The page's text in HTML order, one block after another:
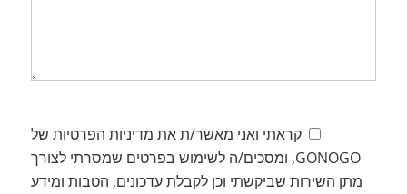
קראתי ואני מאשר/ת את מדיניות הפרטיות של
GONOGO, ומסכים/ה לשימוש בפרטים שמסרתי לצורך
מתן השירות שביקשתי וכן לקבלת עדכונים, הטבות ומידע